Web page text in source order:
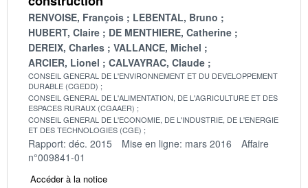
RENVOISE, François
LEBENTAL, Bruno
HUBERT, Claire
DE MENTHIERE, Catherine
DEREIX, Charles
VALLANCE, Michel
ARCIER, Lionel
CALVAYRAC, Claude
CONSEIL GENERAL DE L'ENVIRONNEMENT ET DU DEVELOPPEMENT
DURABLE (CGEDD)
CONSEIL GENERAL DE L'ALIMENTATION, DE L'AGRICULTURE ET DES
ESPACES RURAUX (CGAAER)
CONSEIL GENERAL DE L'ECONOMIE, DE L'INDUSTRIE, DE L'ENERGIE
ET DES TECHNOLOGIES (CGE)
Rapport: déc. 2015 Mise en ligne: mars 2016
Affaire
n°009841-01
Accéder à la notice